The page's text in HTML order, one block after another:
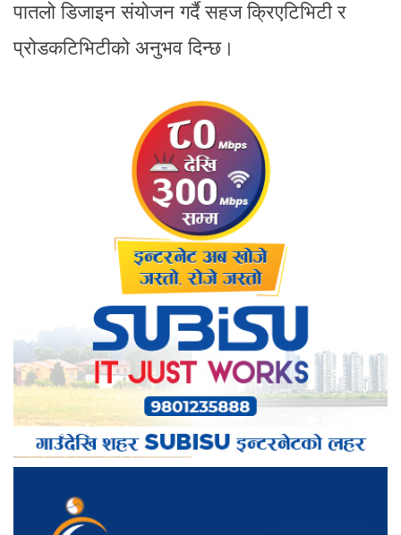
पातलो डिजाइन संयोजन गर्दै सहज क्रिएटिभिटी र
प्रोडकटिभिटीको अनुभव दिन्छ।